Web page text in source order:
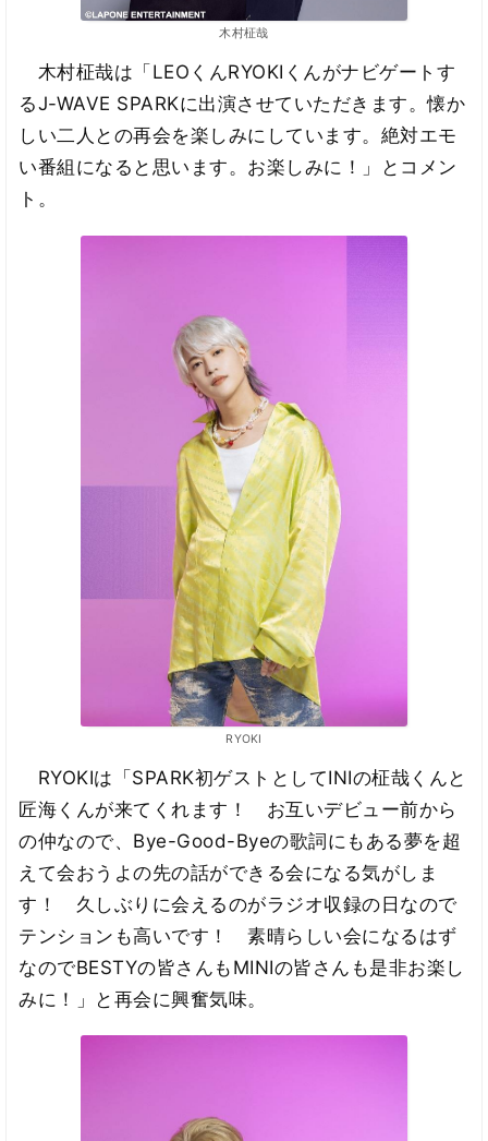
木村柾哉
木村柾哉は「LEOくんRYOKIくんがナビゲートす
るJ-WAVE SPARKに出演させていただきます。懐か
しい二人との再会を楽しみにしています。絶対エモ
い番組になると思います。お楽しみに！」とコメン
ト。
RYOKI
RYOKIは「SPARK初ゲストとしてINIの柾哉くんと
匠海くんが来てくれます！ お互いデビュー前から
の仲なので、Bye-Good-Byeの歌詞にもある夢を超
えて会おうよの先の話ができる会になる気がしま
す！ 久しぶりに会えるのがラジオ収録の日なので
テンションも高いです！ 素晴らしい会になるはず
なのでBESTYの皆さんもMINIの皆さんも是非お楽し
みに！」と再会に興奮気味。